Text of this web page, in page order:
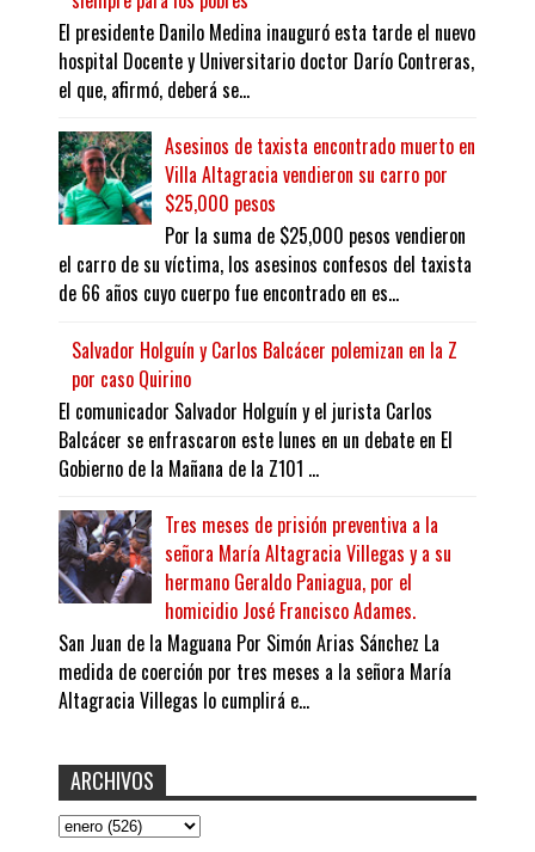
El presidente Danilo Medina inauguró esta tarde el nuevo
hospital Docente y Universitario doctor Darío Contreras,
el que, afirmó, deberá se...
Asesinos de taxista encontrado muerto en
Villa Altagracia vendieron su carro por
$25,000 pesos
Por la suma de $25,000 pesos vendieron
el carro de su víctima, los asesinos confesos del taxista
de 66 años cuyo cuerpo fue encontrado en es...
Salvador Holguín y Carlos Balcácer polemizan en la Z
por caso Quirino
El comunicador Salvador Holguín y el jurista Carlos
Balcácer se enfrascaron este lunes en un debate en El
Gobierno de la Mañana de la Z101 ...
Tres meses de prisión preventiva a la
señora María Altagracia Villegas y a su
hermano Geraldo Paniagua, por el
homicidio José Francisco Adames.
San Juan de la Maguana Por Simón Arias Sánchez La
medida de coerción por tres meses a la señora María
Altagracia Villegas lo cumplirá e...
ARCHIVOS